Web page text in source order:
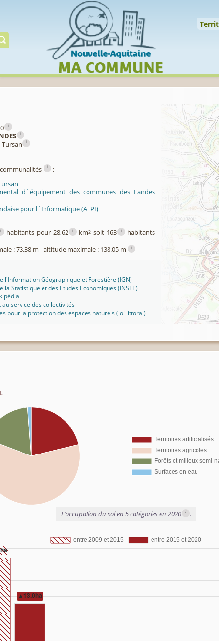
Gérer préserver
i
i
Tursan i
i
:
d´équipement des communes des Landes
pour l´Informatique (ALPI)
i habitants pour 28,62 i km2 soit 163 i habitants
: 73.38 m - altitude maximale : 138.05 m i
l'Information Géographique et Forestière (IGN)
la Statistique et des Etudes Economiques (INSEE)
au service des collectivités
pour la protection des espaces naturels (loi littoral)
L'occupation du sol en 5 catégories en 2020 i .
Cookies management panel